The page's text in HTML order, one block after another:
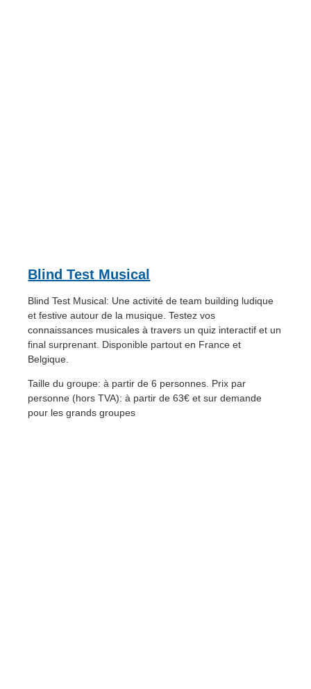
Blind Test Musical
Blind Test Musical: Une activité de team building ludique
et festive autour de la musique. Testez vos
connaissances musicales à travers un quiz interactif et un
final surprenant. Disponible partout en France et
Belgique.
Taille du groupe: à partir de 6 personnes. Prix par
personne (hors TVA): à partir de 63€ et sur demande
pour les grands groupes